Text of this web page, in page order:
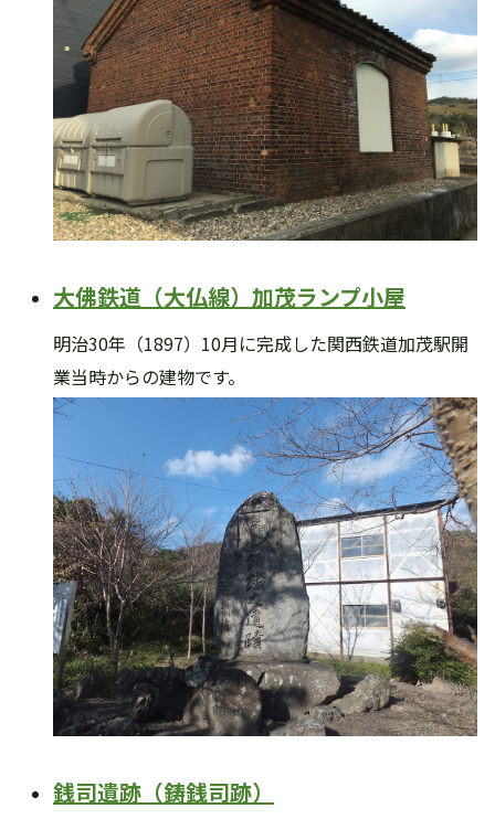
大佛鉄道（大仏線）加茂ランプ小屋
明治30年（1897）10月に完成した関西鉄道加茂駅開
業当時からの建物です。
銭司遺跡（鋳銭司跡）